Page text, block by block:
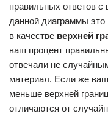
правильных ответов с
данной диаграммы
в качестве верхней
ваш процент
отвечали не
материал. Если же
меньше верхней
отличаются от